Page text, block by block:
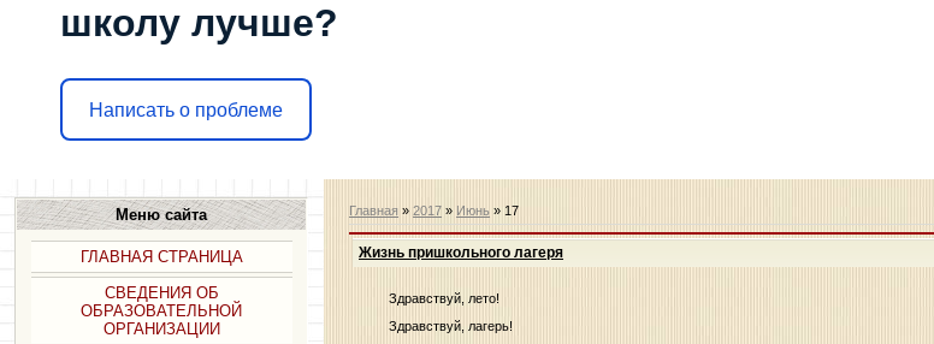
школу лучше?
Написать о проблеме
Меню сайта
ГЛАВНАЯ СТРАНИЦА
СВЕДЕНИЯ ОБ
ОБРАЗОВАТЕЛЬНОЙ
ОРГАНИЗАЦИИ
Главная »2017 » Июнь » 17
Жизнь пришкольного лагеря
Здравствуй, лето!
Здравствуй, лагерь!